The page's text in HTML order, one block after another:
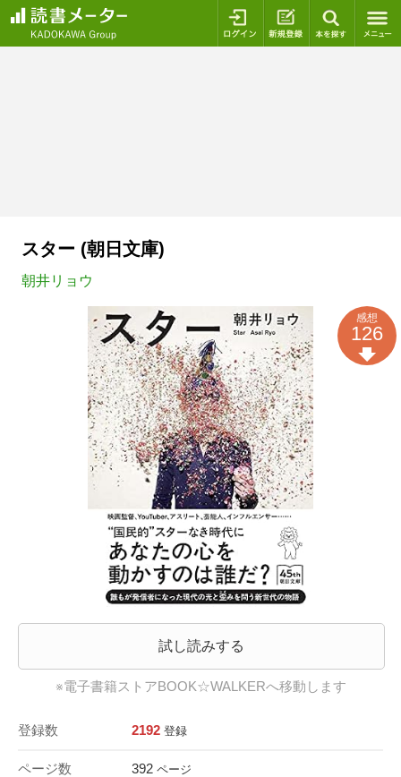
ログイン 新規登録
スター (朝日文庫)
朝井リョウ
試し読みする
※電子書籍ストアBOOK☆WALKERへ移動します
登録数 2192 登録
ページ数 392 ページ
感想
126